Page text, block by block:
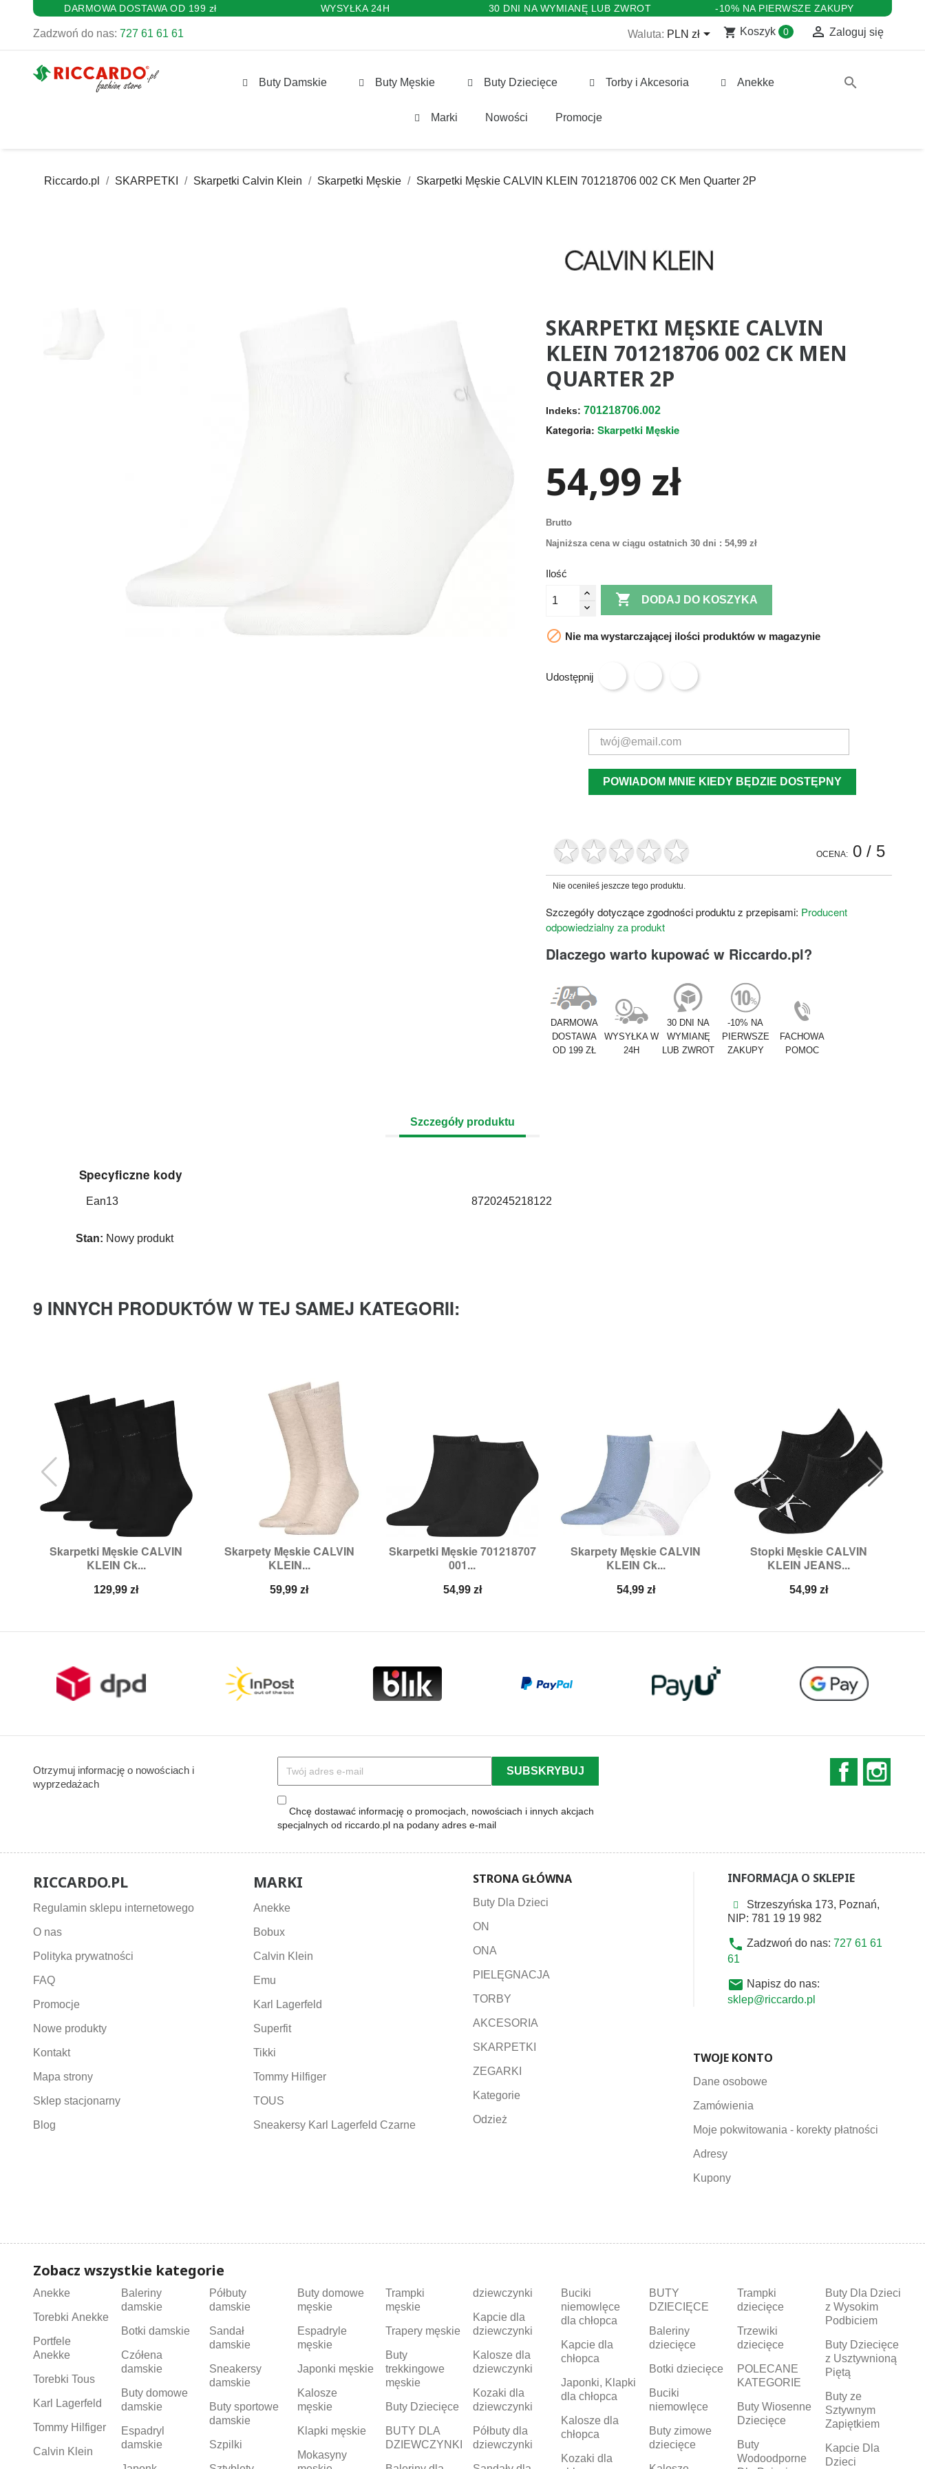
DARMOWA DOSTAWA OD 199 zł WYSYŁKA 24H 30 DNI NA WYMIANĘ LUB ZWROT -10% NA PIERWSZE ZAKUPY
Zadzwoń do nas: 727 61 61 61 Waluta: PLN zł shopping_cart Koszyk 0  Zaloguj się
Buty Damskie Buty Męskie Buty Dziecięce Torby i Akcesoria Anekke
Marki Nowości Promocje
search
Riccardo.pl SKARPETKI Skarpetki Calvin Klein Skarpetki Męskie Skarpetki Męskie CALVIN KLEIN 701218706 002 CK Men Quarter 2P
SKARPETKI MĘSKIE CALVIN
KLEIN 701218706 002 CK MEN
QUARTER 2P
Indeks: 701218706.002
Kategoria: Skarpetki Męskie
54,99 zł
Brutto
Najniższa cena w ciągu ostatnich 30 dni : 54,99 zł
Ilość
 DODAJ DO KOSZYKA
 Nie ma wystarczającej ilości produktów w magazynie
Udostępnij
POWIADOM MNIE KIEDY BĘDZIE DOSTĘPNY
OCENA: 0/ 5
Nie oceniłeś jeszcze tego produktu.
Szczegóły dotyczące zgodności produktu z przepisami: Producent
odpowiedzialny za produkt
Dlaczego warto kupować w Riccardo.pl?
DARMOWA
DOSTAWA
OD 199 ZŁ
WYSYŁKA W
24H
30 DNI NA
WYMIANĘ
LUB ZWROT
-10% NA
PIERWSZE
ZAKUPY
FACHOWA
POMOC
Szczegóły produktu
Specyficzne kody
Ean13 8720245218122
Stan: Nowy produkt
9 INNYCH PRODUKTÓW W TEJ SAMEJ KATEGORII:
Skarpetki Męskie CALVIN
KLEIN Ck...
Cena
129,99 zł
Szybki podgląd
Rozmiary:OS
Skarpety Męskie CALVIN
KLEIN...
Cena
59,99 zł
Szybki podgląd
Rozmiary:OS
Skarpetki Męskie 701218707
001...
Cena
54,99 zł
Szybki podgląd
Rozmiary:39/42
Skarpety Męskie CALVIN
KLEIN Ck...
Cena
54,99 zł
Szybki podgląd
Rozmiary:OS
Stopki Męskie CALVIN
KLEIN JEANS...
Cena
54,99 zł
Szybki podgląd
Rozmiary:39/42,43/46
Otrzymuj informację o nowościach i
wyprzedażach
Chcę dostawać informację o promocjach, nowościach i innych akcjach
specjalnych od riccardo.pl na podany adres e-mail
Facebook
RICCARDO.PL
Regulamin sklepu internetowego
O nas
Polityka prywatności
FAQ
Promocje
Nowe produkty
Kontakt
Mapa strony
Sklep stacjonarny
Blog
MARKI
Anekke
Bobux
Calvin Klein
Emu
Karl Lagerfeld
Superfit
Tikki
Tommy Hilfiger
TOUS
Sneakersy Karl Lagerfeld Czarne
STRONA GŁÓWNA
Buty Dla Dzieci
ON
ONA
PIELĘGNACJA
TORBY
AKCESORIA
SKARPETKI
ZEGARKI
Kategorie
Odzież
INFORMACJA O SKLEPIE
Strzeszyńska 173, Poznań,
NIP: 781 19 19 982
phone Zadzwoń do nas: 727 61 61
61
email Napisz do nas:
sklep@riccardo.pl
TWOJE KONTO
Dane osobowe
Zamówienia
Moje pokwitowania - korekty płatności
Adresy
Kupony
Zobacz wszystkie kategorie
Anekke
Torebki Anekke
Portfele
Anekke
Torebki Tous
Karl Lagerfeld
Tommy Hilfiger
Calvin Klein
Baleriny
damskie
Botki damskie
Czółena
damskie
Buty domowe
damskie
Espadryl
damskie
Półbuty
damskie
Sandał
damskie
Sneakersy
damskie
Buty sportowe
damskie
Szpilki
Buty domowe
męskie
Espadryle
męskie
Japonki męskie
Kalosze
męskie
Klapki męskie
Mokasyny
Trampki
męskie
Trapery męskie
Buty
trekkingowe
męskie
Buty Dziecięce
BUTY DLA
DZIEWCZYNKI
dziewczynki
Kapcie dla
dziewczynki
Kalosze dla
dziewczynki
Kozaki dla
dziewczynki
Półbuty dla
dziewczynki
Buciki
niemowlęce
dla chłopca
Kapcie dla
chłopca
Japonki, Klapki
dla chłopca
Kalosze dla
chłopca
Kozaki dla
BUTY
DZIECIĘCE
Baleriny
dziecięce
Botki dziecięce
Buciki
niemowlęce
Buty zimowe
dziecięce
Trampki
dziecięce
Trzewiki
dziecięce
POLECANE
KATEGORIE
Buty Wiosenne
Dziecięce
Buty
Wodoodporne
Buty Dla Dzieci
z Wysokim
Podbiciem
Buty Dziecięce
z Usztywnioną
Piętą
Buty ze
Sztywnym
Zapiętkiem
Kapcie Dla
Dzieci